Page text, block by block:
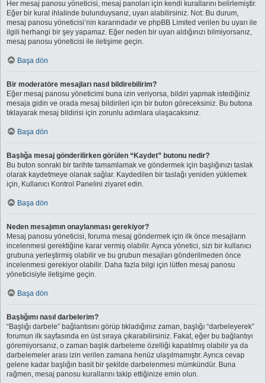
Her mesaj panosu yöneticisi, mesaj panoları için kendi kurallarını belirlemiştir.
Eğer bir kural ihlalinde bulunduysanız, uyarı alabilirsiniz. Not: Bu durum,
mesaj panosu yöneticisi’nin kararındadır ve phpBB Limited verilen bu uyarı ile
ilgili herhangi bir şey yapamaz. Eğer neden bir uyarı aldığınızı bilmiyorsanız,
mesaj panosu yöneticisi ile iletişime geçin.
Başa dön
Bir moderatöre mesajları nasıl bildirebilirim?
Eğer mesaj panosu yöneticimi buna izin veriyorsa, bildiri yapmak istediğiniz
mesaja gidin ve orada mesaj bildirileri için bir buton göreceksiniz. Bu butona
tıklayarak mesaj bildirisi için zorunlu adımlara ulaşacaksınız.
Başa dön
Başlığa mesaj gönderilirken görülen “Kaydet” butonu nedir?
Bu buton sonraki bir tarihte tamamlamak ve göndermek için başlığınızı taslak
olarak kaydetmeye olanak sağlar. Kaydedilen bir taslağı yeniden yüklemek
için, Kullanıcı Kontrol Panelini ziyaret edin.
Başa dön
Neden mesajımın onaylanması gerekiyor?
Mesaj panosu yöneticisi, foruma mesaj göndermek için ilk önce mesajların
incelenmesi gerektiğine karar vermiş olabilir. Ayrıca yönetici, sizi bir kullanıcı
grubuna yerleştirmiş olabilir ve bu grubun mesajları gönderilmeden önce
incelenmesi gerekiyor olabilir. Daha fazla bilgi için lütfen mesaj panosu
yöneticisiyle iletişime geçin.
Başa dön
Başlığımı nasıl darbelerim?
“Başlığı darbele” bağlantısını görüp tıkladığınız zaman, başlığı “darbeleyerek”
forumun ilk sayfasında en üst sıraya çıkarabilirsiniz. Fakat, eğer bu bağlantıyı
göremiyorsanız, o zaman başlık darbeleme özelliği kapatılmış olabilir ya da
darbelemeler arası izin verilen zamana henüz ulaşılmamıştır. Ayrıca cevap
gelene kadar başlığın basit bir şekilde darbelenmesi mümkündür. Buna
rağmen, mesaj panosu kurallarını takip ettiğinize emin olun.